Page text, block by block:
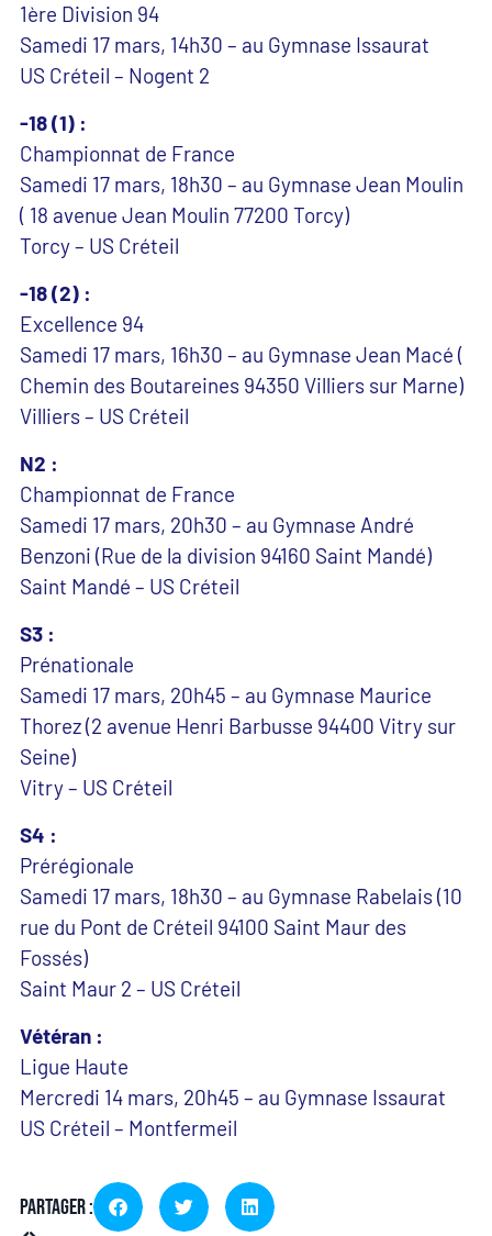
1ère Division 94
Samedi 17 mars, 14h30 – au Gymnase Issaurat
US Créteil – Nogent 2
-18 (1) :
Championnat de France
Samedi 17 mars, 18h30 – au Gymnase Jean Moulin
( 18 avenue Jean Moulin 77200 Torcy)
Torcy – US Créteil
-18 (2) :
Excellence 94
Samedi 17 mars, 16h30 – au Gymnase Jean Macé (
Chemin des Boutareines 94350 Villiers sur Marne)
Villiers – US Créteil
N2 :
Championnat de France
Samedi 17 mars, 20h30 – au Gymnase André
Benzoni (Rue de la division 94160 Saint Mandé)
Saint Mandé – US Créteil
S3 :
Prénationale
Samedi 17 mars, 20h45 – au Gymnase Maurice
Thorez (2 avenue Henri Barbusse 94400 Vitry sur
Seine)
Vitry – US Créteil
S4 :
Prérégionale
Samedi 17 mars, 18h30 – au Gymnase Rabelais (10
rue du Pont de Créteil 94100 Saint Maur des
Fossés)
Saint Maur 2 – US Créteil
Vétéran :
Ligue Haute
Mercredi 14 mars, 20h45 – au Gymnase Issaurat
US Créteil – Montfermeil
Partager :